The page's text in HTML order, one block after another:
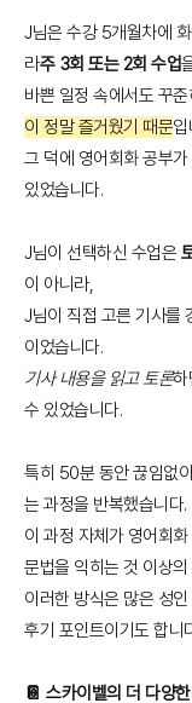
J님은 수강 5개월차에
라주 3회 또는 2회 수업
바쁜 일정 속에서도 꾸
이 정말 즐거웠기 때문입
그 덕에 영어회화 공부
있었습니다.
J님이 선택하신 수업은
이 아니라,
J님이 직접 고른 기사를
이었습니다.
기사 내용을 읽고 토론하
수 있었습니다.
특히 50분 동안 끊임없
는 과정을 반복했습니다.
이 과정 자체가 영어회
문법을 익히는 것 이상
이러한 방식은 많은 성
후기 포인트이기도 합니
📔 스카이벨의 더 다양